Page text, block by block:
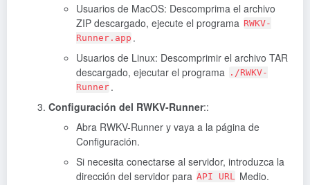
Usuarios de MacOS: Descomprima el archivo
ZIP descargado, ejecute el programa RWKV-
Runner.app .
Usuarios de Linux: Descomprimir el archivo TAR
descargado, ejecutar el programa
./RWKV-
Runner .
Configuración del RWKV-Runner::
Abra RWKV-Runner y vaya a la página de
Configuración.
Si necesita conectarse al servidor, introduzca la
dirección del servidor para API URL Medio.